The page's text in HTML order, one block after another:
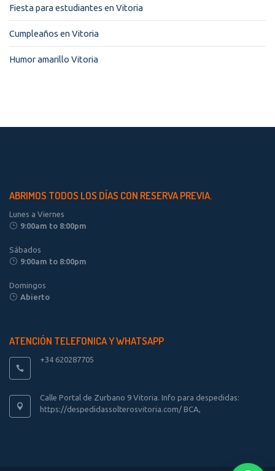
Fiesta para estudiantes en Vitoria
Cumpleaños en Vitoria
Humor amarillo Vitoria
ABRIMOS TODOS LOS DÍAS CON RESERVA PREVIA.
Lunes a Viernes
9:00am to 8:00pm
Sábados
9:00am to 8:00pm
Domingos
Abierto
ATENCIÓN TELEFONICA Y WHATSAPP
+34 620287705
Calle Portal de Zurbano 9 Vitoria. Info para despedidas:
https://despedidassolterosvitoria.com/ BCA,